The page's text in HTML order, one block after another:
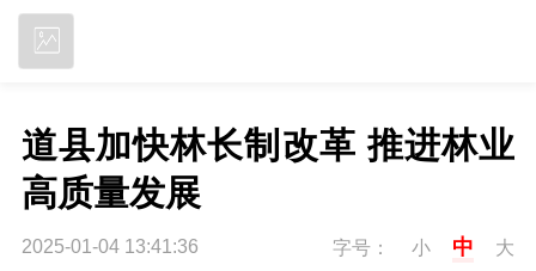
道县加快林长制改革 推进林业
高质量发展
2025-01-04 13:41:36 字号： 小 中 大